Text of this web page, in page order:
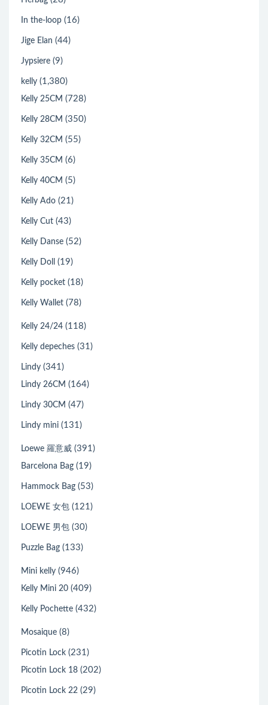
In the-loop (16)
Jige Elan (44)
Jypsiere (9)
kelly (1,380)
Kelly 25CM (728)
Kelly 28CM (350)
Kelly 32CM (55)
Kelly 35CM (6)
Kelly 40CM (5)
Kelly Ado (21)
Kelly Cut (43)
Kelly Danse (52)
Kelly Doll (19)
Kelly pocket (18)
Kelly Wallet (78)
Kelly 24/24 (118)
Kelly depeches (31)
Lindy (341)
Lindy 26CM (164)
Lindy 30CM (47)
Lindy mini (131)
Loewe 羅意威 (391)
Barcelona Bag (19)
Hammock Bag (53)
LOEWE 女包 (121)
LOEWE 男包 (30)
Puzzle Bag (133)
Mini kelly (946)
Kelly Mini 20 (409)
Kelly Pochette (432)
Mosaique (8)
Picotin Lock (231)
Picotin Lock 18 (202)
Picotin Lock 22 (29)